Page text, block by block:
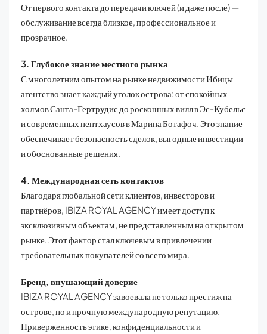
От первого контакта до передачи ключей (и даже после) —
обслуживание всегда близкое, профессиональное и
прозрачное.
3. Глубокое знание местного рынка
С многолетним опытом на рынке недвижимости Ибицы
агентство знает каждый уголок острова: от спокойных
холмов Санта-Гертрудис до роскошных вилл в Эс-Кубельс
и современных пентхаусов в Марина Ботафоч. Это знание
обеспечивает безопасность сделок, выгодные инвестиции
и обоснованные решения.
4. Международная сеть контактов
Благодаря глобальной сети клиентов, инвесторов и
партнёров, IBIZA ROYAL AGENCY имеет доступ к
эксклюзивным объектам, не представленным на открытом
рынке. Этот фактор стал ключевым в привлечении
требовательных покупателей со всего мира.
Бренд, внушающий доверие
IBIZA ROYAL AGENCY завоевала не только престиж на
острове, но и прочную международную репутацию.
Приверженность этике, конфиденциальности и